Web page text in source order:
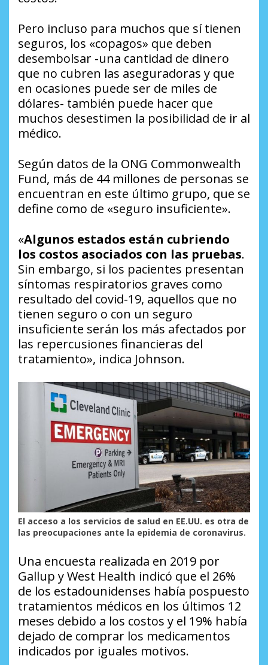
Pero incluso para muchos que sí tienen
seguros, los «copagos» que deben
desembolsar -una cantidad de dinero
que no cubren las aseguradoras y que
en ocasiones puede ser de miles de
dólares- también puede hacer que
muchos desestimen la posibilidad de ir al
médico.
Según datos de la ONG Commonwealth
Fund, más de 44 millones de personas se
encuentran en este último grupo, que se
define como de «seguro insuficiente».
«Algunos estados están cubriendo
los costos asociados con las pruebas.
Sin embargo, si los pacientes presentan
síntomas respiratorios graves como
resultado del covid-19, aquellos que no
tienen seguro o con un seguro
insuficiente serán los más afectados por
las repercusiones financieras del
tratamiento», indica Johnson.
El acceso a los servicios de salud en EE.UU. es otra de
las preocupaciones ante la epidemia de coronavirus.
Una encuesta realizada en 2019 por
Gallup y West Health indicó que el 26%
de los estadounidenses había pospuesto
tratamientos médicos en los últimos 12
meses debido a los costos y el 19% había
dejado de comprar los medicamentos
indicados por iguales motivos.